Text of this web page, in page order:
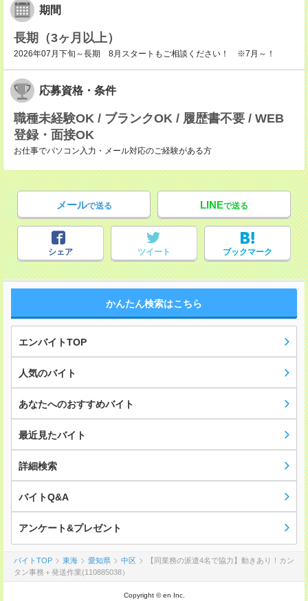
期間
長期（3ヶ月以上）
2026年07月下旬～長期 8月スタートもご相談ください！ ※7月～！
応募資格・条件
職種未経験OK / ブランクOK / 履歴書不要 / WEB
登録・面接OK
お仕事でパソコン入力・メール対応のご経験がある方
メールで送る LINEで送る
シェア ツイート ブックマーク
かんたん検索はこちら
エンバイトTOP
人気のバイト
あなたへのおすすめバイト
最近見たバイト
詳細検索
バイトQ&A
アンケート&プレゼント
バイトTOP 東海 愛知県 中区
【同業務の派遣4名で協力】動きあり！カン
タン事務＋発送作業(110885038）
Copyright © en Inc.